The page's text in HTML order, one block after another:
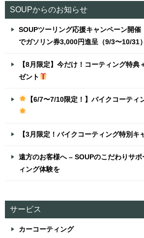
SOUPからのお知らせ
SOUPツーリング応援キャンペーン開催
でガソリン券3,000円進呈（9/3〜10/31）
【8月限定】今だけ！コーティング特典
ゼント
【6/7〜7/10限定！】バイクコーティ
【3月限定！バイクコーティング特別キ
遠方のお客様へ – SOUPのこだわりサ
ィング体験を
サービス
カーコーティング